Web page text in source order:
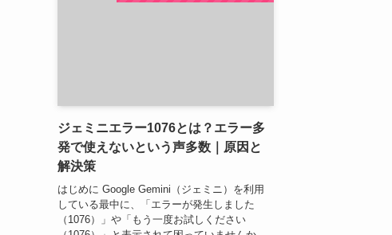
ジェミニエラー1076とは？エラー多
発で使えないという声多数｜原因と
解決策
はじめに Google Gemini（ジェミニ）を利用
している最中に、「エラーが発生しました
（1076）」や「もう一度お試しください